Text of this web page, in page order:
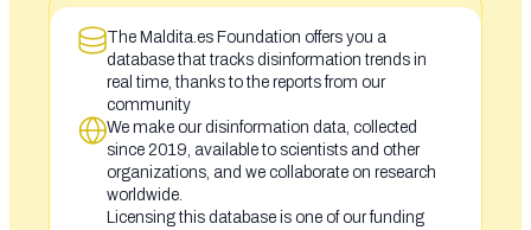
The Maldita.es Foundation offers you a
database that tracks disinformation trends in
real time, thanks to the reports from our
community
We make our disinformation data, collected
since 2019, available to scientists and other
organizations, and we collaborate on research
worldwide.
Licensing this database is one of our funding